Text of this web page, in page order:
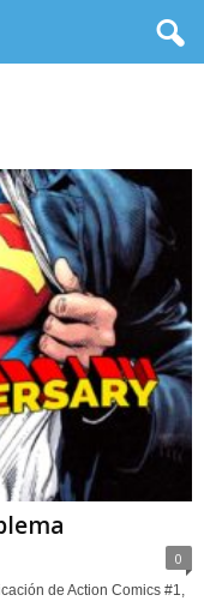
0
de Action Comics #1,